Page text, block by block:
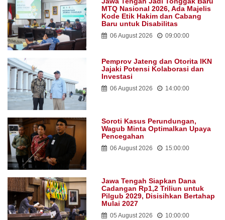
MTQ Nasional 2026, Ada Majelis
Kode Etik Hakim dan Cabang
Baru untuk Disabilitas
06 August 2026 09:00:00
Pemprov Jateng dan Otorita IKN
Jajaki Potensi Kolaborasi dan
Investasi
06 August 2026 14:00:00
Soroti Kasus Perundungan,
Wagub Minta Optimalkan Upaya
Pencegahan
06 August 2026 15:00:00
Jawa Tengah Siapkan Dana
Cadangan Rp1,2 Triliun untuk
Pilgub 2029, Disisihkan Bertahap
Mulai 2027
05 August 2026 10:00:00